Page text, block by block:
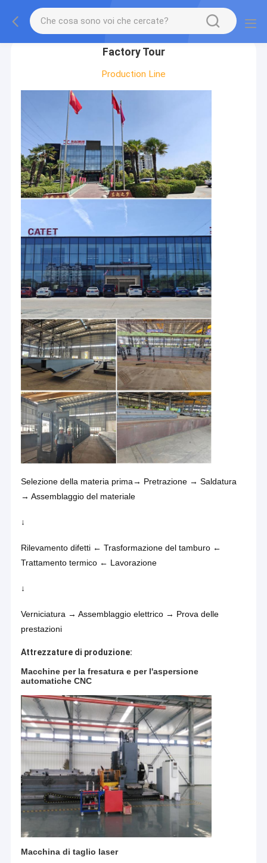
gtag('config', 'G-QWE9HWC3PF', {cookie_flags:
"SameSite=None;Secure"});
Factory Tour
Production Line
Selezione della materia prima→ Pretrazione → Saldatura
→ Assemblaggio del materiale
↓
Rilevamento difetti ← Trasformazione del tamburo ←
Trattamento termico ← Lavorazione
↓
Verniciatura → Assemblaggio elettrico → Prova delle
prestazioni
Attrezzature di produzione:
Macchine per la fresatura e per l'aspersione
automatiche CNC
Macchina di taglio laser